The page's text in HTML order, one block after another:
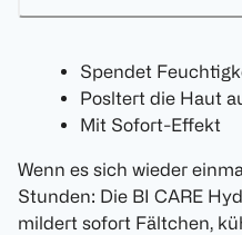
Spendet
Posltert die Haut
Mit Sofort-Effekt
Wenn es sich wieder
Stunden: Die BI CARE
mildert sofort Fältchen,